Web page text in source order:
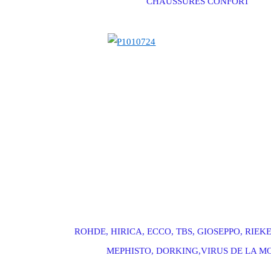
ROHDE, HIRICA, ECCO, TBS, GIOSEPPO,
MEPHISTO, DORKING,VIRUS DE LA